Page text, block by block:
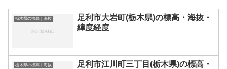
栃木県の標高｜海抜
足利市大岩町(栃木県)の標高・海抜・
緯度経度
栃木県の標高｜海抜
足利市江川町三丁目(栃木県)の標高・